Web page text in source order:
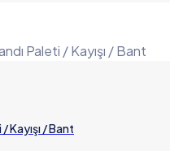
Paleti / Kayışı / Bant
Kayışı / Bant